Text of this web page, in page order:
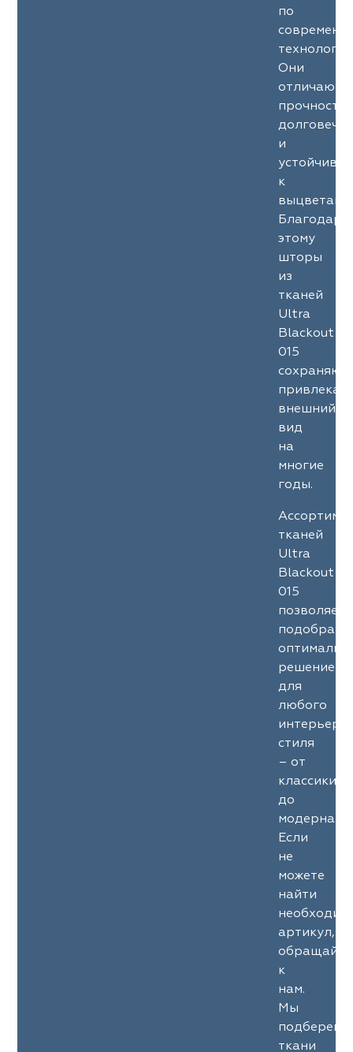
по
Они
и
к
Благодаря
этому
шторы
из
тканей
Ultra
Blackout
015
сохраняют
внешний
вид
на
многие
годы.
тканей
Ultra
Blackout
015
позволяет
подобрать
решение
для
любого
стиля
– от
классики
до
модерна.
Если
не
можете
найти
артикул,
к
нам.
Мы
подберем
ткани